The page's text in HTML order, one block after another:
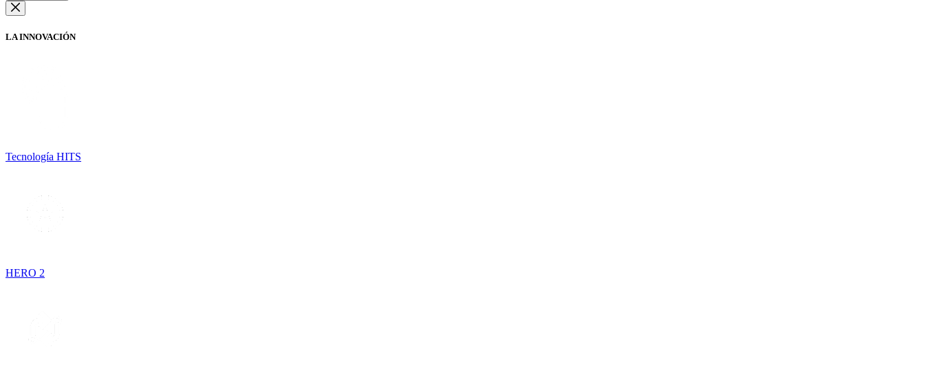
LA INNOVACIÓN
Tecnología HITS
HERO 2